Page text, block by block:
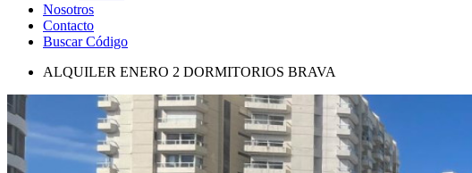
Nosotros
Contacto
Buscar Código
ALQUILER ENERO 2 DORMITORIOS BRAVA